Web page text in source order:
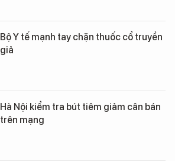
Bộ Y tế mạnh tay chặn thuốc cổ truyền
giả
Hà Nội kiểm tra bút tiêm giảm cân bán
trên mạng